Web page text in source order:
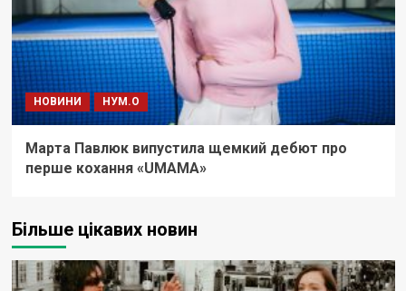
НОВИНИ НУМ.О
Марта Павлюк випустила щемкий дебют про
перше кохання «UМАМА»
Більше цікавих новин